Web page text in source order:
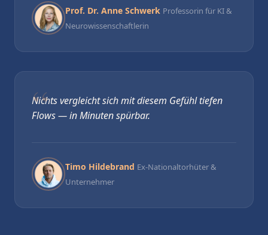
Prof. Dr. Anne Schwerk Professorin für KI &
Neurowissenschaftlerin
Nichts vergleicht sich mit diesem Gefühl tiefen
Flows — in Minuten spürbar.
Timo Hildebrand Ex-Nationaltorhüter &
Unternehmer